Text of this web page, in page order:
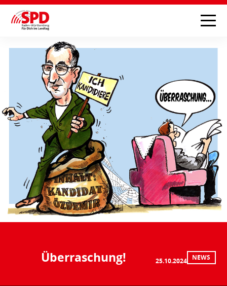
Überraschung! 25.10.2024 NEWS